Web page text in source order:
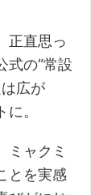
正直思っ
式の“常設
広が
。
ミャクミ
とを実感